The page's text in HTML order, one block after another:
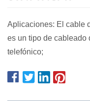
Aplicaciones: El cable
es un tipo de cableado
telefónico;